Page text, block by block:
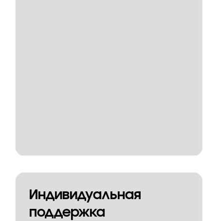
Индивидуальная
поддержка